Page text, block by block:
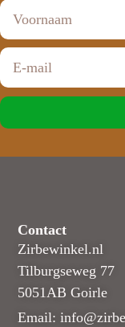
Contact
Zirbewinkel.nl
Tilburgseweg 77
5051AB Goirle
Email: